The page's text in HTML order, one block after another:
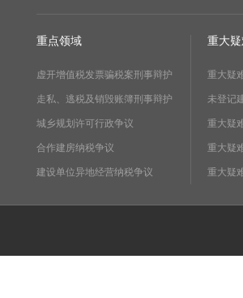
重点领域
虚开增值税发票骗税案刑事辩护
走私、逃税及销毁账簿刑事辩护
城乡规划许可行政争议
合作建房纳税争议
建设单位异地经营纳税争议
重大
重大疑
未登记
重大疑
重大疑
重大疑